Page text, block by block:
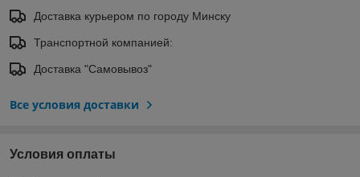
Доставка курьером по городу Минску
Транспортной компанией:
Доставка "Самовывоз"
Все условия доставки
Условия оплаты